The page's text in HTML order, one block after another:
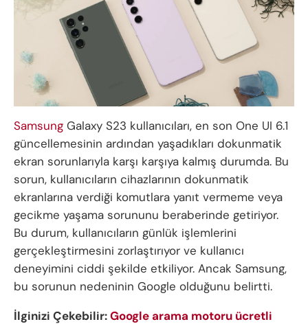
Samsung Galaxy S23 kullanıcıları, en son One UI 6.1
güncellemesinin ardından yaşadıkları dokunmatik
ekran sorunlarıyla karşı karşıya kalmış durumda. Bu
sorun, kullanıcıların cihazlarının dokunmatik
ekranlarına verdiği komutlara yanıt vermeme veya
gecikme yaşama sorununu beraberinde getiriyor.
Bu durum, kullanıcıların günlük işlemlerini
gerçekleştirmesini zorlaştırıyor ve kullanıcı
deneyimini ciddi şekilde etkiliyor. Ancak Samsung,
bu sorunun nedeninin Google olduğunu belirtti.
İlginizi Çekebilir:Google arama motoru ücretli